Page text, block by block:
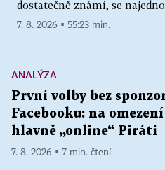
dostatečně známí, se
7. 8. 2026 ▪ 55:23 min.
ANALÝZA
První volby bez
Facebooku: na
hlavně „online“ Piráti
7. 8. 2026 ▪ 7 min. čtení